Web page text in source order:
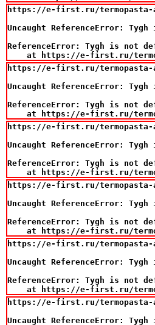
https://e-first.ru/termopasta-
Uncaught ReferenceError:
ReferenceError: Tygh is not
at https://e-first.ru/
https://e-first.ru/termopasta-
Uncaught ReferenceError:
ReferenceError: Tygh is not
at https://e-first.ru/
https://e-first.ru/termopasta-
Uncaught ReferenceError:
ReferenceError: Tygh is not
at https://e-first.ru/
https://e-first.ru/termopasta-
Uncaught ReferenceError:
ReferenceError: Tygh is not
at https://e-first.ru/
https://e-first.ru/termopasta-
Uncaught ReferenceError:
ReferenceError: Tygh is not
at https://e-first.ru/
https://e-first.ru/termopasta-
Uncaught ReferenceError: